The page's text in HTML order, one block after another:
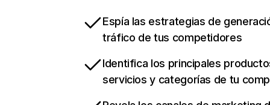
Espía las estrategias de
tráfico de tus competidores
Identifica los principales
servicios y categorías de tu